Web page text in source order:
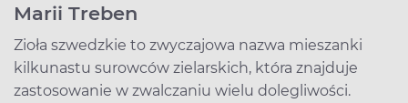
Marii Treben
Zioła szwedzkie to zwyczajowa nazwa mieszanki
kilkunastu surowców zielarskich, która znajduje
zastosowanie w zwalczaniu wielu dolegliwości.